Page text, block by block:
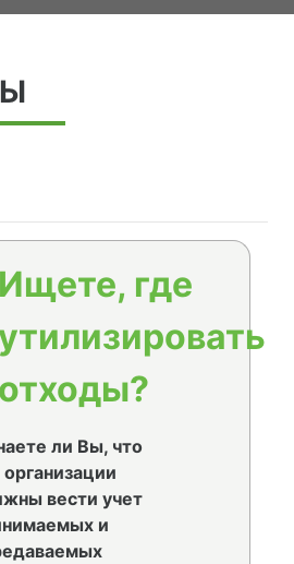
Ищете, где
отходы?
ли Вы, что
организации
вести учет
и